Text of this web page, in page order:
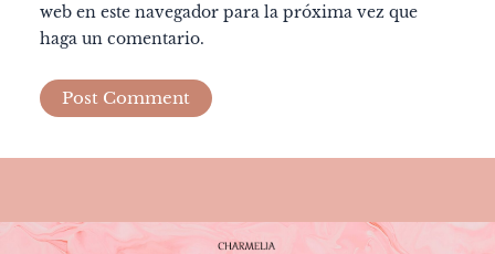
web en este navegador para la próxima vez que
haga un comentario.